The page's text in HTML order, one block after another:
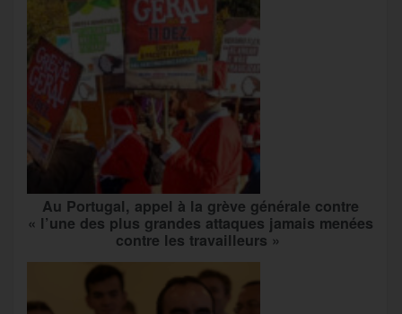
Au Portugal, appel à la grève générale contre
« l’une des plus grandes attaques jamais menées
contre les travailleurs »